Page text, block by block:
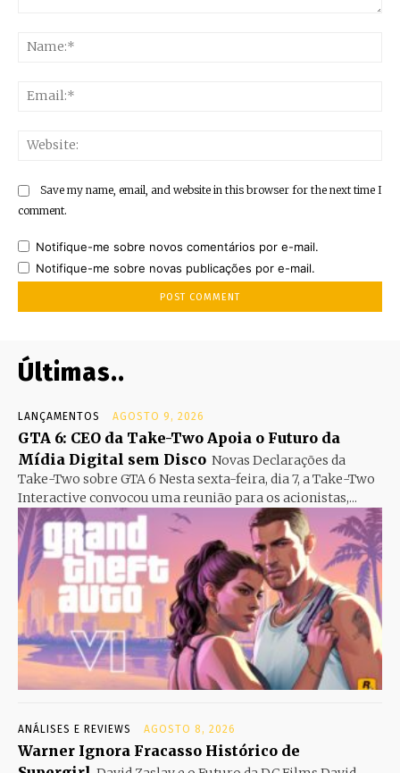
Save my name, email, and website in this browser for the next time I
comment.
Notifique-me sobre novos comentários por e-mail.
Notifique-me sobre novas publicações por e-mail.
Últimas..
LANÇAMENTOS AGOSTO 9, 2026
GTA 6: CEO da Take-Two Apoia o Futuro da
Mídia Digital sem Disco Novas Declarações da
Take-Two sobre GTA 6 Nesta sexta-feira, dia 7, a Take-Two
Interactive convocou uma reunião para os acionistas,...
ANÁLISES E REVIEWS AGOSTO 8, 2026
Warner Ignora Fracasso Histórico de